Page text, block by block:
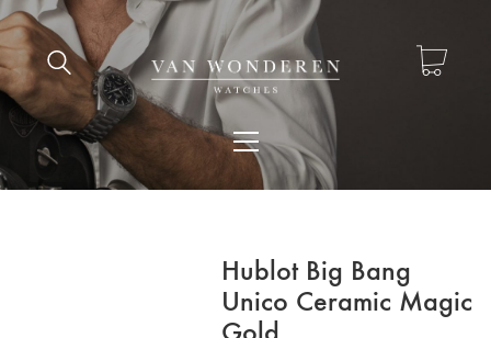
Hublot Big Bang
Unico Ceramic Magic